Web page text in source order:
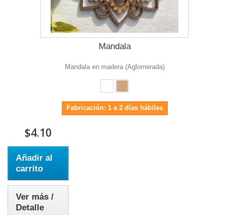
Mandala
Mandala en madera (Aglomerada)
Fabricación: 1 a 2 días hábiles
$4.10
Añadir al
carrito
Ver más /
Detalle